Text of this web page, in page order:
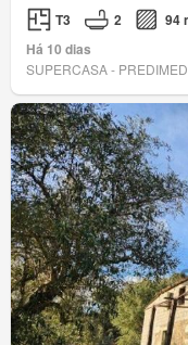
T3 2
94
Há 10 dias
SUPERCASA -